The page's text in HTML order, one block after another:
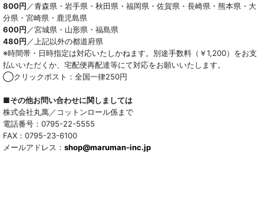
800円 ／青森県・岩手県・秋田県・福岡県・佐賀県・長崎県・熊本県・大
分県・宮崎県・鹿児島県
600円 ／宮城県・山形県・福島県
480円 ／上記以外の都道府県
※時間帯・日時指定は対応いたしかねます。別途手数料（￥1,200）をお支
払いいただくか、宅配便再配達等にて対応をお願いいたします。
◯クリックポスト：全国一律250円
■その他お問い合わせに関しましては
株式会社丸萬／コットンロール係まで
電話番号：0795-22-5555
FAX：0795-23-6100
メールアドレス： shop@maruman-inc.jp